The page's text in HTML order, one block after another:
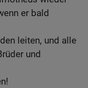
er bald
leiten, und alle
und